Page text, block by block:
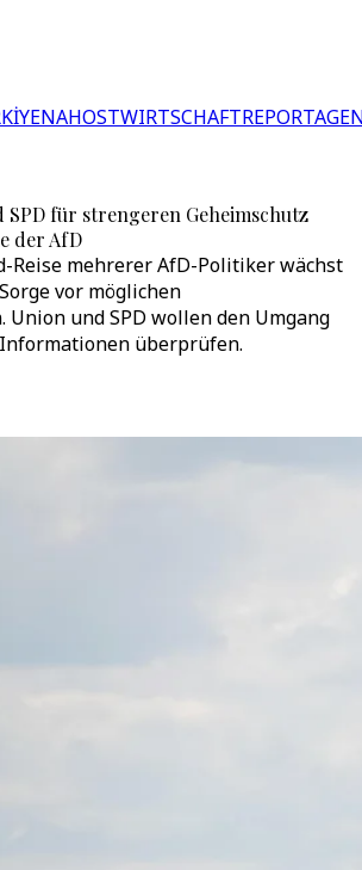
NAHOSTWIRTSCHAFT
für strengeren Geheimschutz
der AfD
Reise mehrerer AfD-Politiker wächst
vor möglichen
und SPD wollen den Umgang
überprüfen.